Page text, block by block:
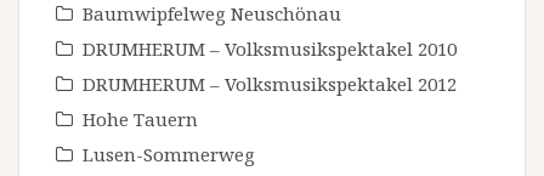
Baumwipfelweg Neuschönau
DRUMHERUM – Volksmusikspektakel 2010
DRUMHERUM – Volksmusikspektakel 2012
Hohe Tauern
Lusen-Sommerweg